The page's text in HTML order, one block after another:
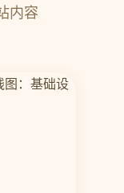
内容